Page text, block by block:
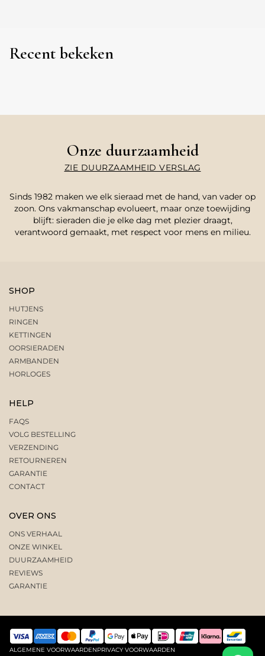
Recent bekeken
Onze duurzaamheid
ZIE DUURZAAMHEID VERSLAG
Sinds 1982 maken we elk sieraad met de hand, van vader op
zoon. Ons vakmanschap evolueert, maar onze toewijding
blijft: sieraden die je elke dag met plezier draagt,
verantwoord gemaakt, met respect voor mens en milieu.
SHOP
HUTJENS
RINGEN
KETTINGEN
OORSIERADEN
ARMBANDEN
HORLOGES
HELP
FAQS
VOLG BESTELLING
VERZENDING
RETOURNEREN
GARANTIE
CONTACT
OVER ONS
ONS VERHAAL
ONZE WINKEL
DUURZAAMHEID
REVIEWS
GARANTIE
ALGEMENE VOORWAARDENPRIVACY VOORWAARDEN